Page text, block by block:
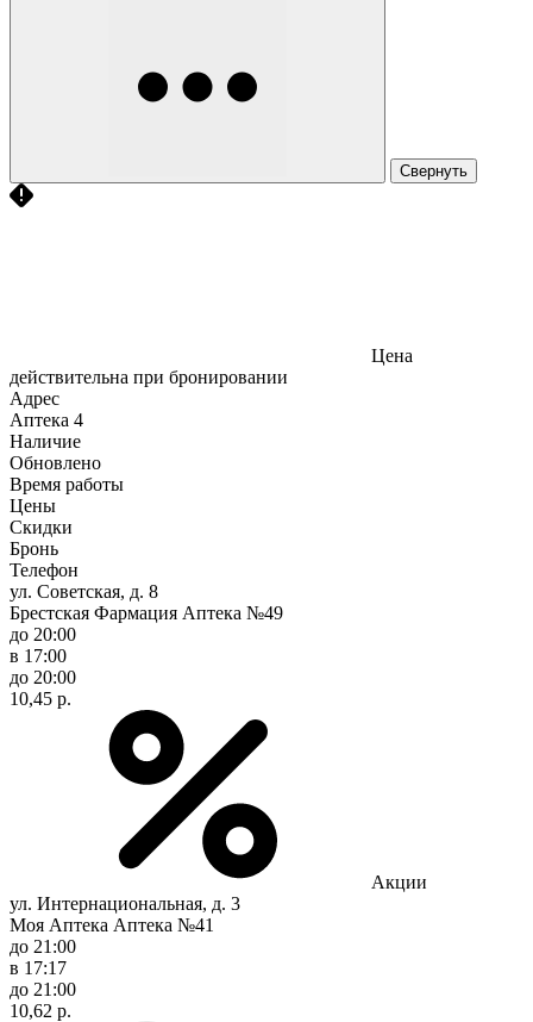
Свернуть
Цена
действительна при бронировании
Адрес
Аптека 4
Наличие
Обновлено
Время работы
Цены
Скидки
Бронь
Телефон
ул. Советская, д. 8
Брестская Фармация Аптека №49
до 20:00
в 17:00
до 20:00
10,45 р.
Акции
ул. Интернациональная, д. 3
Моя Аптека Аптека №41
до 21:00
в 17:17
до 21:00
10,62 р.